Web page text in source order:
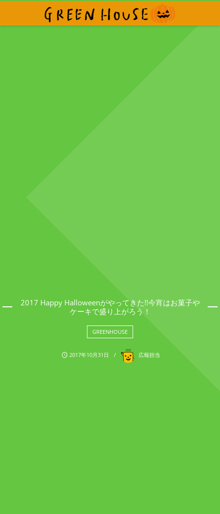
2017 Happy Halloweenがやってきた!!今宵はお菓子や
ケーキで盛り上がろう！
GREENHOUSE
2017年10月31日 広報担当